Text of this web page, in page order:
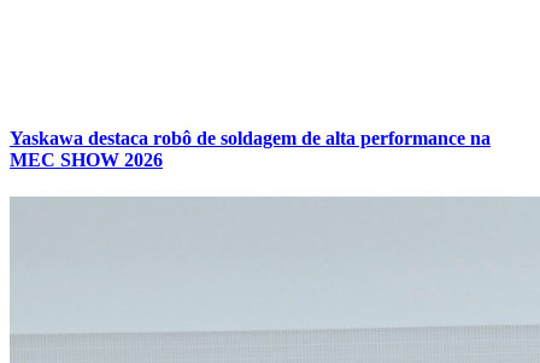
Yaskawa destaca robô de soldagem de alta performance na
MEC SHOW 2026